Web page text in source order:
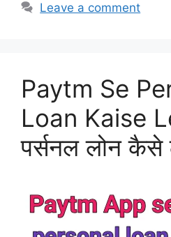
Leave a comment
Paytm Se
Loan Kaise
पर्सनल लोन कैसे